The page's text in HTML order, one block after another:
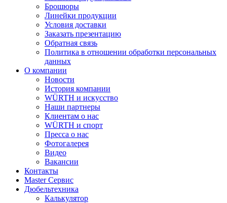
Брошюры
Линейки продукции
Условия доставки
Заказать презентацию
Обратная связь
Политика в отношении обработки персональных
данных
О компании
Новости
История компании
WÜRTH и искусство
Наши партнеры
Клиентам о нас
WÜRTH и спорт
Пресса о нас
Фотогалерея
Видео
Вакансии
Контакты
Master Сервис
Дюбельтехника
Калькулятор